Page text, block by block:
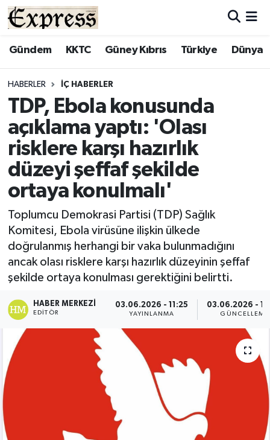
Gündem KKTC Güney Kıbrıs Türkiye Dünya
HABERLER İÇ HABERLER
TDP, Ebola konusunda
açıklama yaptı: 'Olası
risklere karşı hazırlık
düzeyi şeffaf şekilde
ortaya konulmalı'
Toplumcu Demokrasi Partisi (TDP) Sağlık
Komitesi, Ebola virüsüne ilişkin ülkede
doğrulanmış herhangi bir vaka bulunmadığını
ancak olası risklere karşı hazırlık düzeyinin şeffaf
şekilde ortaya konulması gerektiğini belirtti.
HABER MERKEZI
EDITÖR
03.06.2026 - 11:25
YAYINLANMA
03.06.2026 -
GÜNCELLEME
ALAYKÖY
BİLİM
ÇATALKÖY
DÜNYA
EĞİTİM
EKONOMİ
ENGLISH
Hava Durumu
Süper Lig Puan Durumu ve Fikstür
Tüm Manşetler
Son Dakika Haberleri
Haber Arşivi